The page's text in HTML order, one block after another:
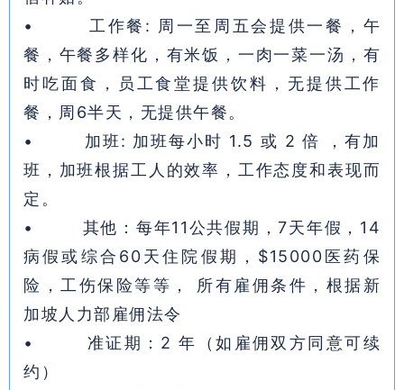
• 工作餐: 周一至周五会提供一餐，午
餐，午餐多样化，有米饭，一肉一菜一汤，有
时吃面食，员工食堂提供饮料，无提供工作
餐，周6半天，无提供午餐。
• 加班: 加班每小时 1.5 或 2 倍 ，有加
班，加班根据工人的效率，工作态度和表现而
定。
• 其他：每年11公共假期，7天年假，14
病假或综合60天住院假期，$15000医药保
险，工伤保险等等， 所有雇佣条件，根据新
加坡人力部雇佣法令
• 准证期：2 年（如雇佣双方同意可续
约）